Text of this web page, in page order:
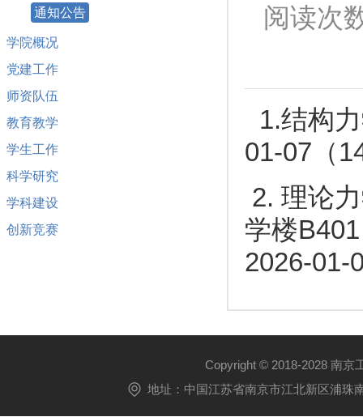
通知公告
学院概况
党建工作
师资队伍
教育教学
学生工作
科学研究
学科建设
创新竞赛
阅读次
1.结构
01-07（
2. 理论
学楼
2026-01-
Copyright © 2018-2028 南京
地址：中国江苏省南京市江北新区浦珠